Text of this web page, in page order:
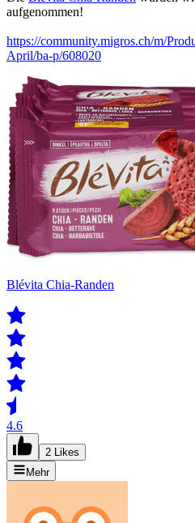
aufgenommen!
https://community.migros.ch/m/
April/ba-p/608020
Blévita Chia-Randen
4.6
2 Likes
Mehr